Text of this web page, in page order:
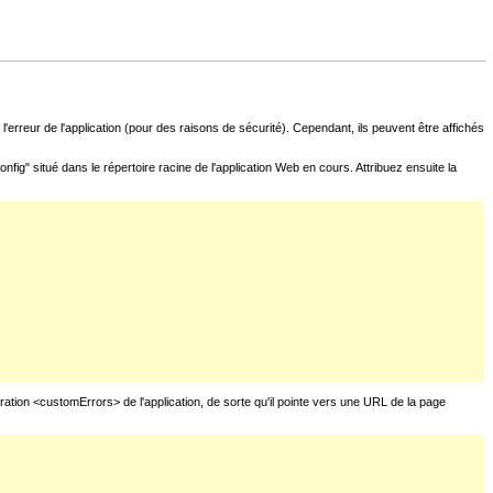
de l'application (pour des raisons de sécurité). Cependant, ils peuvent être affichés
situé dans le répertoire racine de l'application Web en cours. Attribuez ensuite la
<customErrors> de l'application, de sorte qu'il pointe vers une URL de la page